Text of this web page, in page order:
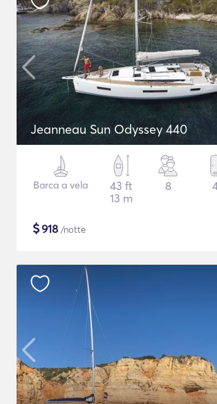
Jeanneau Sun Odyssey 440
Barca a vela
43 ft
13 m
8
$918 /notte